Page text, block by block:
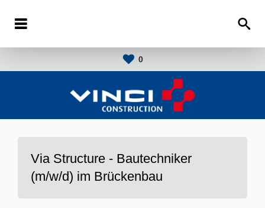
0
Via Structure - Bautechniker
(m/w/d) im Brückenbau